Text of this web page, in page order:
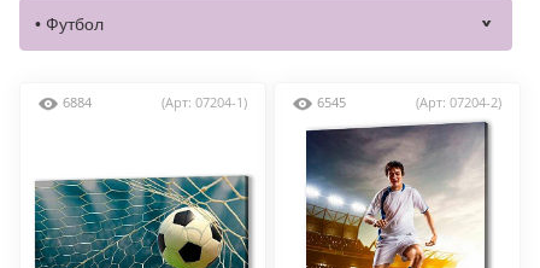
6884 (Арт: 07204-1) 6545 (Арт: 07204-2)